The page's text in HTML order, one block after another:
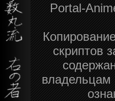
Portal-
скриптов
владельцам